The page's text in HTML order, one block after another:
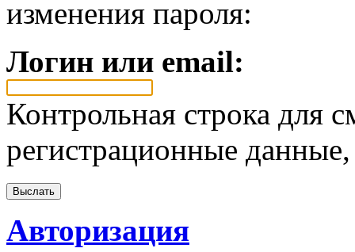
изменения пароля:
Логин или email:
Контрольная строка для
регистрационные
Авторизация